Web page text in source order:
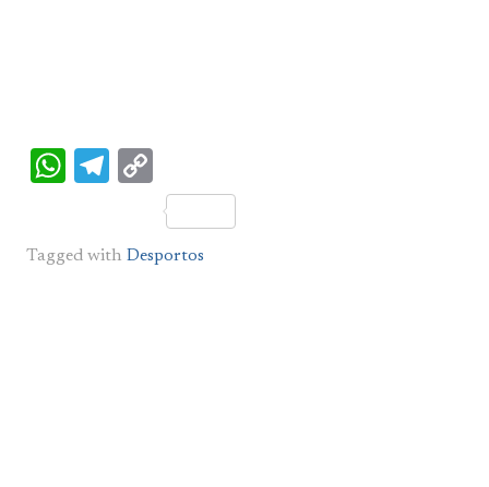
WhatsApp
Telegram
Link
Tagged with Desportos